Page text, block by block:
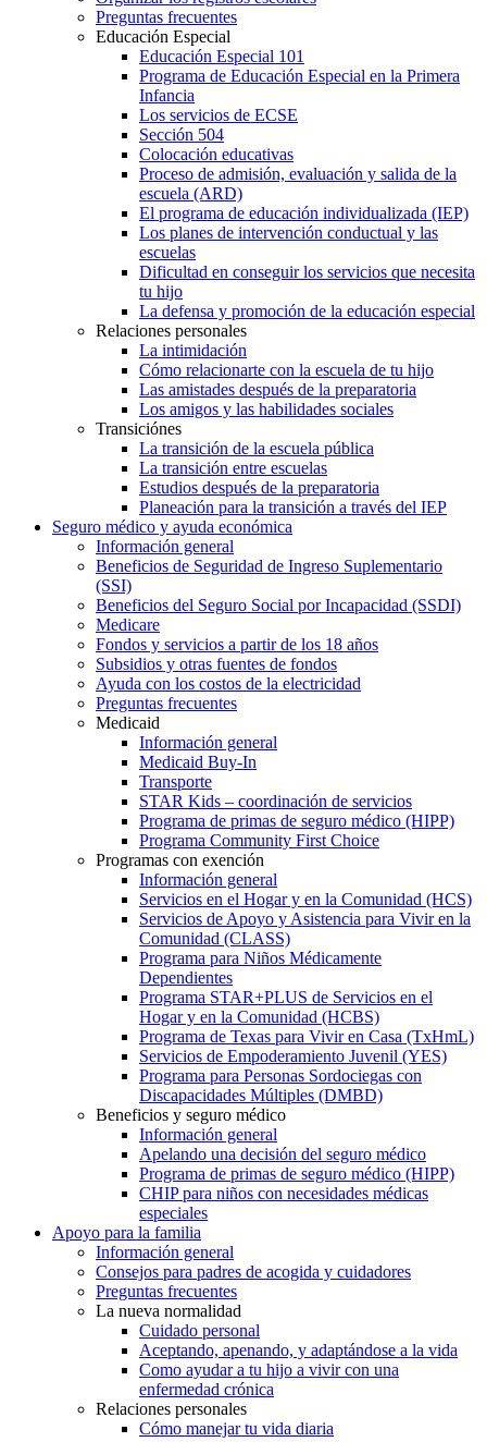
Preguntas frecuentes
Educación Especial
Educación Especial 101
Programa de Educación Especial en la Primera
Infancia
Los servicios de ECSE
Sección 504
Colocación educativas
Proceso de admisión, evaluación y salida de la
escuela (ARD)
El programa de educación individualizada (IEP)
Los planes de intervención conductual y las
escuelas
Dificultad en conseguir los servicios que necesita
tu hijo
La defensa y promoción de la educación especial
Relaciones personales
La intimidación
Cómo relacionarte con la escuela de tu hijo
Las amistades después de la preparatoria
Los amigos y las habilidades sociales
Transiciónes
La transición de la escuela pública
La transición entre escuelas
Estudios después de la preparatoria
Planeación para la transición a través del IEP
Seguro médico y ayuda económica
Información general
Beneficios de Seguridad de Ingreso Suplementario
(SSI)
Beneficios del Seguro Social por Incapacidad (SSDI)
Medicare
Fondos y servicios a partir de los 18 años
Subsidios y otras fuentes de fondos
Ayuda con los costos de la electricidad
Preguntas frecuentes
Medicaid
Información general
Medicaid Buy-In
Transporte
STAR Kids – coordinación de servicios
Programa de primas de seguro médico (HIPP)
Programa Community First Choice
Programas con exención
Información general
Servicios en el Hogar y en la Comunidad (HCS)
Servicios de Apoyo y Asistencia para Vivir en la
Comunidad (CLASS)
Programa para Niños Médicamente
Dependientes
Programa STAR+PLUS de Servicios en el
Hogar y en la Comunidad (HCBS)
Programa de Texas para Vivir en Casa (TxHmL)
Servicios de Empoderamiento Juvenil (YES)
Programa para Personas Sordociegas con
Discapacidades Múltiples (DMBD)
Beneficios y seguro médico
Información general
Apelando una decisión del seguro médico
Programa de primas de seguro médico (HIPP)
CHIP para niños con necesidades médicas
especiales
Apoyo para la familia
Información general
Consejos para padres de acogida y cuidadores
Preguntas frecuentes
La nueva normalidad
Cuidado personal
Aceptando, apenando, y adaptándose a la vida
Como ayudar a tu hijo a vivir con una
enfermedad crónica
Relaciones personales
Cómo manejar tu vida diaria